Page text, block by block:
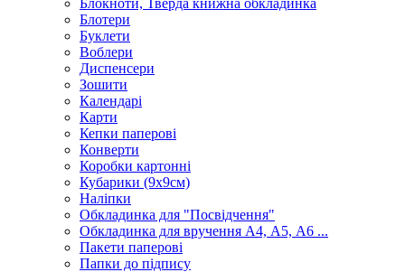
Блокноти, Тверда книжна обкладинка
Блотери
Буклети
Воблери
Диспенсери
Зошити
Календарі
Карти
Кепки паперові
Конверти
Коробки картонні
Кубарики (9х9см)
Наліпки
Обкладинка для "Посвідчення"
Обкладинка для вручення А4, А5, А6 ...
Пакети паперові
Папки до підпису